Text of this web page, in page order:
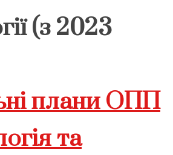
(з 2023
плани ОПП
та